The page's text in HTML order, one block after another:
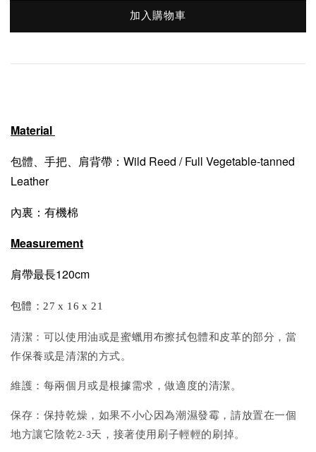
加入購物車
Material
包體、手把、肩背帶：Wild Reed / Full Vegetable-tanned
Leather
內裏：有機棉
Measurement
肩帶最長120cm
包體： 27 x 16 x 21
清潔：可以使用油或是蜜蠟用布擦拭包體和皮革的部分，當
作保養或是清潔的方式。
維護：每兩個月或是根據需求，做適度的清潔。
保存：保持乾燥，如果不小心因為潮濕發霉，請放置在一個
地方讓它陰乾2-3天，接著使用刷子輕輕的刷掉。